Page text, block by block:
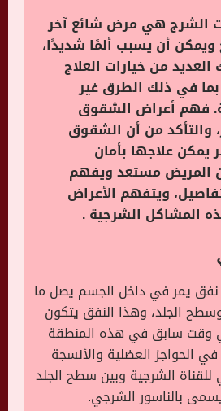
الشرج هي مرض شائع آخر
أن يسبب ألمًا شديدًا،
من خيارات العلاج
بما في ذلك الطرق غير
فهم أعراض الشقوق
والتأكد من أن الشقوق
يمكن علاجها بأمان
المريض مستعد ويفهم
ويتفهم الأعراض
المشاكل الشرجية .
نفق يمر في داخل الجسم يصل ما
الجلد، وهذا النفق يتكون
وقت سابق في هذه المنطقة
الحواجز العضلية والأنسجة
للقناة الشرجية وبين سطح الجلد
بالناسور الشرجي.